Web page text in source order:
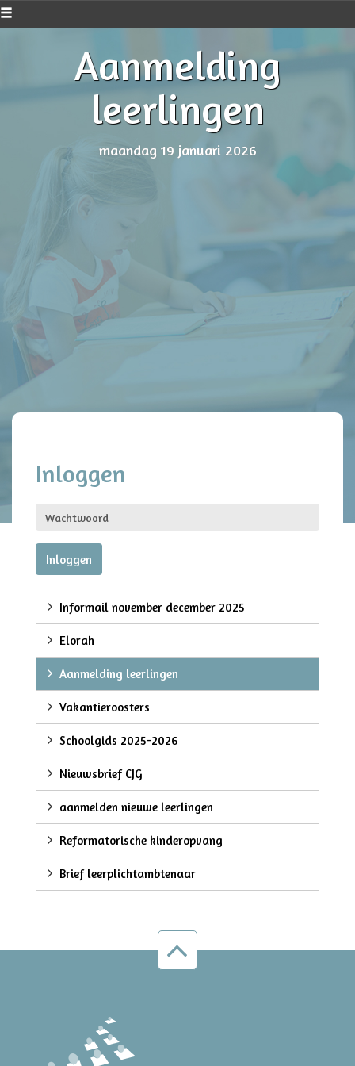
Aanmelding
leerlingen
maandag 19 januari 2026
Inloggen
Informail november december 2025
Elorah
Aanmelding leerlingen
Vakantieroosters
Schoolgids 2025-2026
Nieuwsbrief CJG
aanmelden nieuwe leerlingen
Reformatorische kinderopvang
Brief leerplichtambtenaar